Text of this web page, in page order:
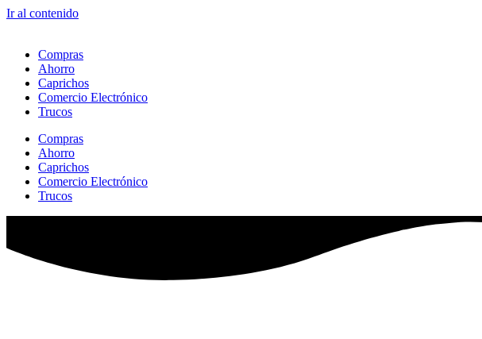
Ir al contenido
Compras
Ahorro
Caprichos
Comercio Electrónico
Trucos
Compras
Ahorro
Caprichos
Comercio Electrónico
Trucos